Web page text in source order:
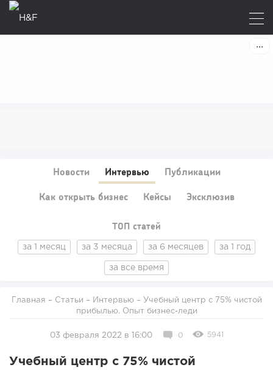
Новости Интервью Публикации
Как открыть бизнес Кейсы Эксклюзив
ТОП статей
за 1 месяц за 3 месяца за 6 месяцев за 1 год
за все время
Главная – Статьи – Интервью
прибылью. Опыт бизнес-леди
03 февраля 2022 в 16:00 0 5941
Учебный центр с 75% чистой